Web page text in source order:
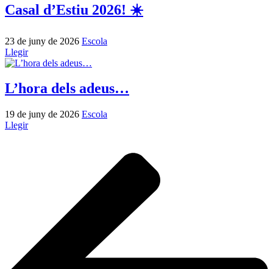
Casal d’Estiu 2026! ☀️
23 de juny de 2026 Escola
Llegir
L’hora dels adeus…
19 de juny de 2026 Escola
Llegir